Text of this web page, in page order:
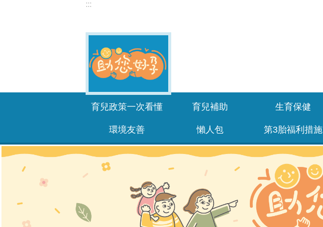
:::
育兒政策一次看懂 育兒補助 生育保健
環境友善 懶人包 第3胎福利措施